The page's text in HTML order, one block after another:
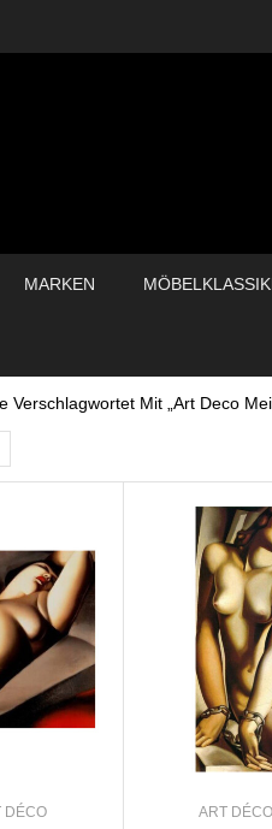
MARKEN
Verschlagwortet Mit „Art Deco
DÉCO ART DÉCO